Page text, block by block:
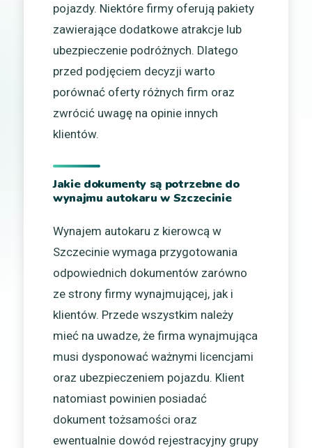
pojazdy. Niektóre firmy oferują pakiety
zawierające dodatkowe atrakcje lub
ubezpieczenie podróżnych. Dlatego
przed podjęciem decyzji warto
porównać oferty różnych firm oraz
zwrócić uwagę na opinie innych
klientów.
Jakie dokumenty są potrzebne do
wynajmu autokaru w Szczecinie
Wynajem autokaru z kierowcą w
Szczecinie wymaga przygotowania
odpowiednich dokumentów zarówno
ze strony firmy wynajmującej, jak i
klientów. Przede wszystkim należy
mieć na uwadze, że firma wynajmująca
musi dysponować ważnymi licencjami
oraz ubezpieczeniem pojazdu. Klient
natomiast powinien posiadać
dokument tożsamości oraz
ewentualnie dowód rejestracyjny grupy